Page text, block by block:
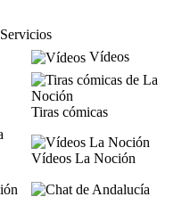
Servicios
Vídeos
Tiras cómicas
Vídeos La Noción